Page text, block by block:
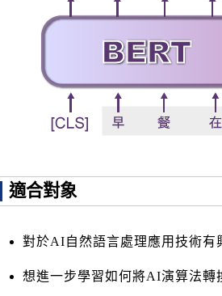
適合對象
對於AI自然語言處理應用技術有
想進一步學習如何將AI演算法轉